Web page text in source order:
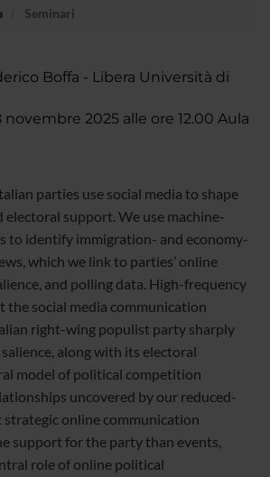
Seminari
Boffa - Libera Università di
2025 alle ore 12.00 Aula
parties use social media to shape
support. We use machine-
to identify immigration- and economy-
which we link to parties’ online
and polling data. High-frequency
the social media communication
right-wing populist party sharply
along with its electoral
model of political competition
uncovered by our reduced-
online communication
support for the party than events,
role of online political